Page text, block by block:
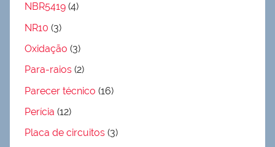
NBR5419 (4)
NR10 (3)
Oxidação (3)
Para-raios (2)
Parecer técnico (16)
Perícia (12)
Placa de circuitos (3)